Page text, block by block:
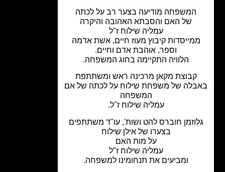
המשפחה מודיעה בצער רב על לכתה
של האם והסבתא האהובה והיקרה
עמליה שילוח ז"ל
קיבוץ מעוז חיים,אשת אדמה
וספר, אוהבת אדם וחיים.
הלוויה התקיימה בחוג המשפחה.
קבוצת מקאן מרכינה ראש ומשתתפת
של משפחת שילוח על לכתה של אם
המשפחה
עמליה שילוח ז"ל.
חוברס להט ושות', עו"ד משתתפים
בצערו של אילן שילוח
על מות האם
עמליה שילוח ז"ל
ומביעים את תנחומינו למשפחה.